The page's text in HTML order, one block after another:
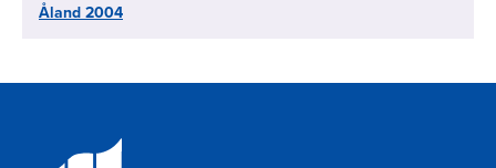
Åland 2004